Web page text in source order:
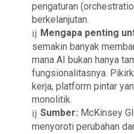
pengaturan
berkelanjutan.
Mengapa penting
semakin banyak
mana AI bukan hanya
fungsionalitasnya.
kerja, platform pintar
monolitik.
Sumber: McKinsey
menyoroti perubahan